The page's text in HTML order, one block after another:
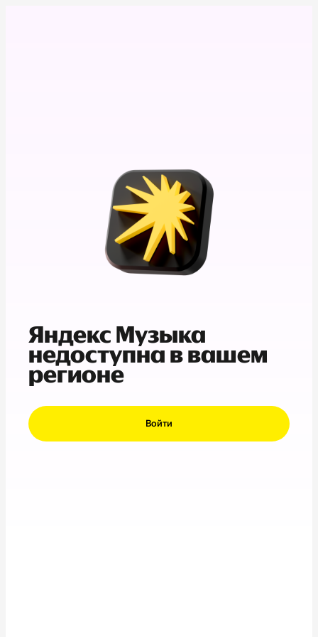
Яндекс Музыка
недоступна в вашем
регионе
Войти